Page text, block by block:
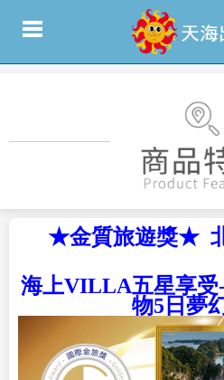
★金質旅遊獎★
海上VILLA五星享受
物5日夢